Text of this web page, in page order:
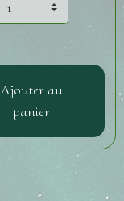
Ajouter au
panier